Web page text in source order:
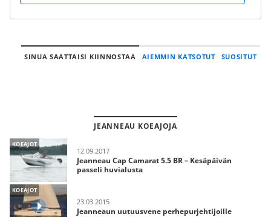
SINUA SAATTAISI KIINNOSTAA AIEMMIN KATSOTUT SUOSITUT
JEANNEAU KOEAJOJA
KOEAJOT
12.09.2017
Jeanneau Cap Camarat 5.5 BR – Kesäpäivän
passeli huvialusta
KOEAJOT
23.03.2015
Jeanneaun uutuusvene perhepurjehtijoille